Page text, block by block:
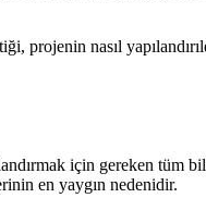
nasıl
için gereken tüm
en yaygın nedenidir.